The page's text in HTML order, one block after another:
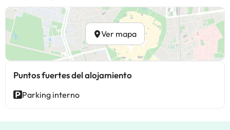
Ver mapa
Puntos fuertes del alojamiento
Parking interno